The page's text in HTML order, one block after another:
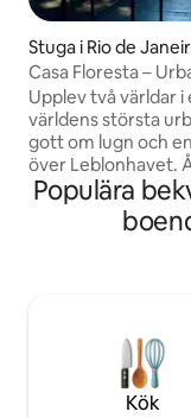
Stuga i Rio de
Casa Floresta –
View
Upplev två världar
världens största
gott om lugn och
över Leblonhavet.
kommer du att
och 20 minuter
beach.
par minuter. Det
för att få tillgång
värva förare.
Populära
Kök